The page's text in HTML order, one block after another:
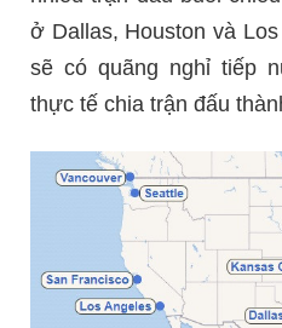
ở Dallas, Houston và
sẽ có quãng nghỉ tiếp
thực tế chia trận đấu